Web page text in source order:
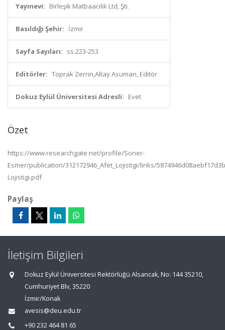
Yayınevi: Birleşik Matbaacılık Ltd, Şti.
Basıldığı Şehir: İzmir
Sayfa Sayıları: ss.223-253
Editörler: Toprak Zerrin,Altay Asuman, Editör
Dokuz Eylül Üniversitesi Adresli: Evet
Özet
https://www.researchgate.net/profile/Soner-
Esmer/publication/312172946_Afet_Lojistigi/links/
Lojistigi.pdf
Paylaş
İletişim Bilgileri
Dokuz Eylül Üniversitesi Rektörlüğü Alsancak, No: 144 35210,
Cumhuriyet Blv, 35220
İzmir/Konak
avesis@deu.edu.tr
+90 232 464 81 65